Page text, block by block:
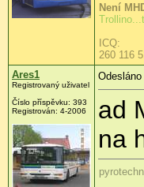
Není
ICQ:
260 116
Ares1
Registrovaný uživatel
Číslo příspěvku: 393
Registrován: 4-2006
ad
na